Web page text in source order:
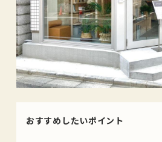
おすすめしたいポイント